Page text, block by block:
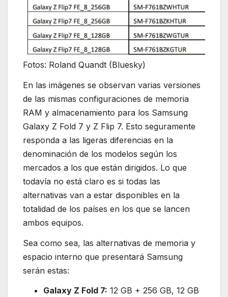
Fotos: Roland Quandt (Bluesky)
En las imágenes se observan varias versiones
de las mismas configuraciones de memoria
RAM y almacenamiento para los Samsung
Galaxy Z Fold 7 y Z Flip 7. Esto seguramente
responda a las ligeras diferencias en la
denominación de los modelos según los
mercados a los que están dirigidos. Lo que
todavía no está claro es si todas las
alternativas van a estar disponibles en la
totalidad de los países en los que se lancen
ambos equipos.
Sea como sea, las alternativas de memoria y
espacio interno que presentará Samsung
serán estas:
Galaxy Z Fold 7: 12 GB + 256 GB, 12 GB